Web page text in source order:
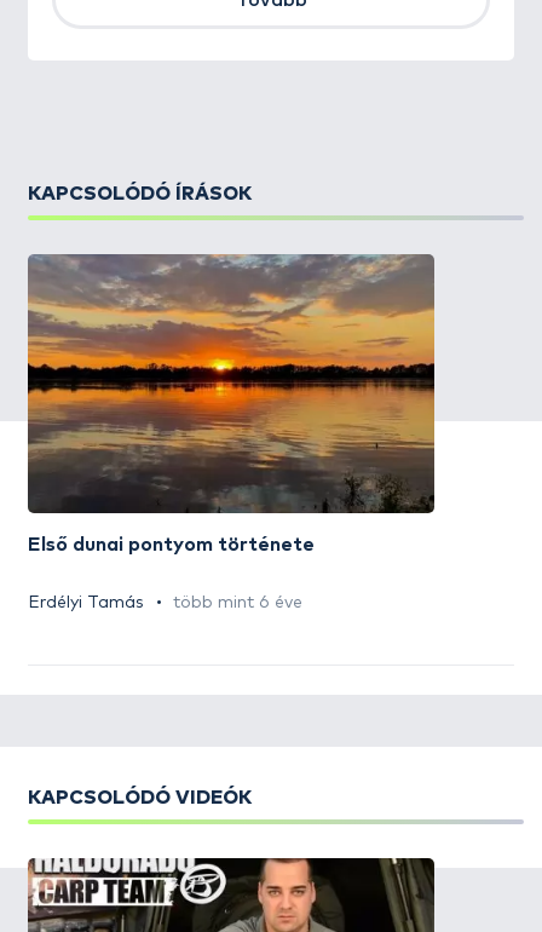
KAPCSOLÓDÓ ÍRÁSOK
Első dunai pontyom története
Erdélyi Tamás több mint 6 éve
KAPCSOLÓDÓ VIDEÓK